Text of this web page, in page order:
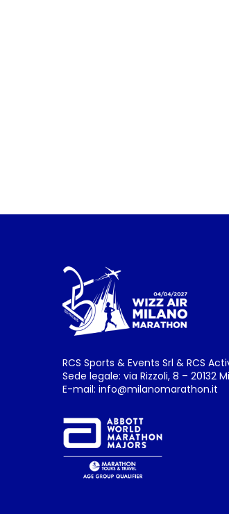
RCS Sports & Events Srl & RCS
Sede legale: via Rizzoli, 8 – 20132
E-mail: info@milanomarathon.it